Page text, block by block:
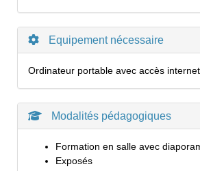
Equipement nécessaire
Ordinateur portable avec accès internet
Modalités pédagogiques
Formation en salle avec
Exposés